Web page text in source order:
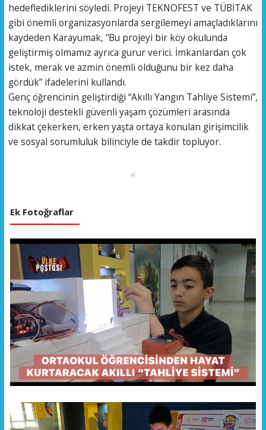
hedeflediklerini söyledi. Projeyi TEKNOFEST ve TÜBİTAK
gibi önemli organizasyonlarda sergilemeyi amaçladıklarını
kaydeden Karayumak, “Bu projeyi bir köy okulunda
geliştirmiş olmamız ayrıca gurur verici. İmkanlardan çok
istek, merak ve azmin önemli olduğunu bir kez daha
gördük” ifadelerini kullandı.
Genç öğrencinin geliştirdiği “Akıllı Yangın Tahliye Sistemi”,
teknoloji destekli güvenli yaşam çözümleri arasında
dikkat çekerken, erken yaşta ortaya konulan girişimcilik
ve sosyal sorumluluk bilinciyle de takdir topluyor.
#
Ek Fotoğraflar